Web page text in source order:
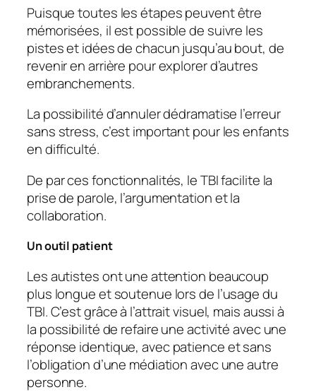
Puisque toutes les étapes peuvent être
mémorisées, il est possible de suivre les
pistes et idées de chacun jusqu’au bout, de
revenir en arrière pour explorer d’autres
embranchements.
La possibilité d’annuler dédramatise l’erreur
sans stress, c’est important pour les enfants
en difficulté.
De par ces fonctionnalités, le TBI facilite la
prise de parole, l’argumentation et la
collaboration.
Un outil patient
Les autistes ont une attention beaucoup
plus longue et soutenue lors de l’usage du
TBI. C’est grâce à l’attrait visuel, mais aussi à
la possibilité de refaire une activité avec une
réponse identique, avec patience et sans
l’obligation d’une médiation avec une autre
personne.